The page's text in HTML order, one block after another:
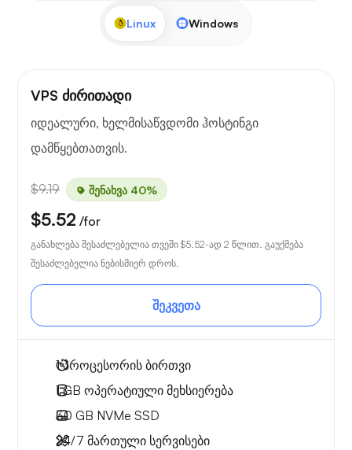
Linux Windows
VPS ძირითადი
იდეალური, ხელმისაწვდომი ჰოსტინგი
დამწყებთათვის.
$9.19 შენახვა 40%
$5.52 /for
განახლება შესაძლებელია თვეში $5.52-ად 2 წლით. გაუქმება
შესაძლებელია ნებისმიერ დროს.
შეკვეთა
1პროცესორის ბირთვი
1 GB ოპერატიული მეხსიერება
30 GB NVMe SSD
24/7 მართული სერვისები